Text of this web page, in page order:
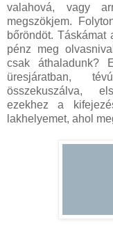
valahová, vagy
megszökjem.
bőröndöt.
pénz meg
csak áthaladunk?
üresjáratban,
összekuszálva,
ezekhez a
lakhelyemet, ahol